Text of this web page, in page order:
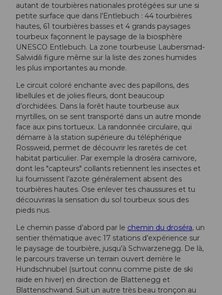
autant de tourbières nationales protégées sur une si
petite surface que dans l’Entlebuch : 44 tourbières
hautes, 61 tourbières basses et 4 grands paysages
tourbeux façonnent le paysage de la biosphère
UNESCO Entlebuch. La zone tourbeuse Laubersmad-
Salwidili figure même sur la liste des zones humides
les plus importantes au monde.
Le circuit coloré enchante avec des papillons, des
libellules et de jolies fleurs, dont beaucoup
d’orchidées. Dans la forêt haute tourbeuse aux
myrtilles, on se sent transporté dans un autre monde
face aux pins tortueux. La randonnée circulaire, qui
démarre à la station supérieure du téléphérique
Rossweid, permet de découvrir les raretés de cet
habitat particulier. Par exemple la droséra carnivore,
dont les "capteurs" collants retiennent les insectes et
lui fournissent l’azote généralement absent des
tourbières hautes. Ose enlever tes chaussures et tu
découvriras la sensation du sol tourbeux sous des
pieds nus.
Le chemin passe d’abord par le chemin du droséra, un
sentier thématique avec 17 stations d’expérience sur
le paysage de tourbière, jusqu’à Schwarzenegg. De là,
le parcours traverse un terrain ouvert derrière le
Hundschnubel (surtout connu comme piste de ski
raide en hiver) en direction de Blattenegg et
Blattenschwand. Suit un autre très beau tronçon au